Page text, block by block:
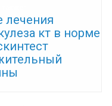
лечения
кт в норме